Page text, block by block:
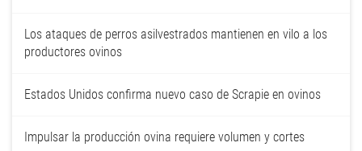
Los ataques de perros asilvestrados mantienen en vilo a los
productores ovinos
Estados Unidos confirma nuevo caso de Scrapie en ovinos
Impulsar la producción ovina requiere volumen y cortes